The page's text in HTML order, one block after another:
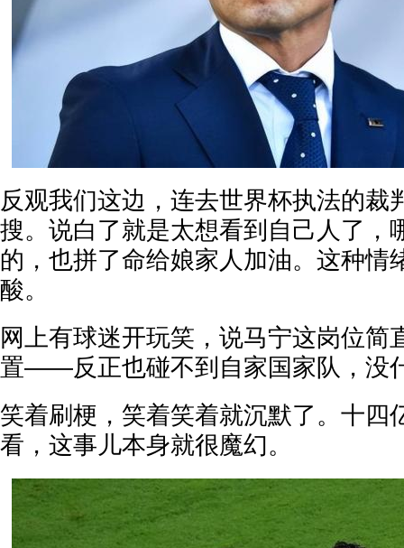
反观我们这边，连去世界杯执法的裁
搜。说白了就是太想看到自己人了，
的，也拼了命给娘家人加油。这种情
酸。
网上有球迷开玩笑，说马宁这岗位简
置——反正也碰不到自家国家队，没
笑着刷梗，笑着笑着就沉默了。十四
看，这事儿本身就很魔幻。